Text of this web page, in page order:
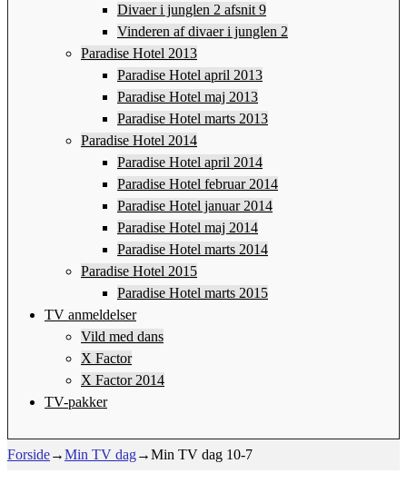
Divaer i junglen 2 afsnit 9
Vinderen af divaer i junglen 2
Paradise Hotel 2013
Paradise Hotel april 2013
Paradise Hotel maj 2013
Paradise Hotel marts 2013
Paradise Hotel 2014
Paradise Hotel april 2014
Paradise Hotel februar 2014
Paradise Hotel januar 2014
Paradise Hotel maj 2014
Paradise Hotel marts 2014
Paradise Hotel 2015
Paradise Hotel marts 2015
TV anmeldelser
Vild med dans
X Factor
X Factor 2014
TV-pakker
Forside→Min TV dag→Min TV dag 10-7